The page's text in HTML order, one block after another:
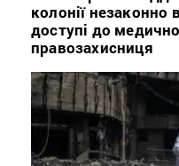
колонії
доступі до
правозахисниця